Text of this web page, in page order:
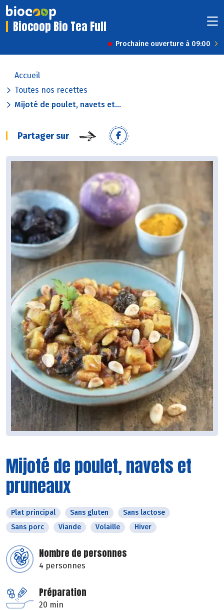
Biocoop Bio Tea Full
Prochaine ouverture à 09:00
Accueil
Toutes nos recettes
Mijoté de poulet, navets et...
Partager sur
Mijoté de poulet, navets et
pruneaux
Plat principal Sans gluten
Sans lactose
Sans porc
Viande Volaille Hiver
Nombre de personnes
4 personnes
Préparation
20 min